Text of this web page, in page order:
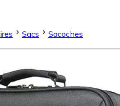
Sacs
Sacoches